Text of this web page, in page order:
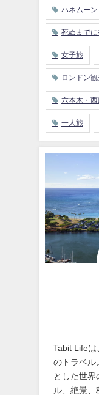
ハネムーン
死ぬまで
女子旅
ロンドン
六本木・
一人旅
Tabit Lifeは
のトラベル
とした世
ル、絶景、